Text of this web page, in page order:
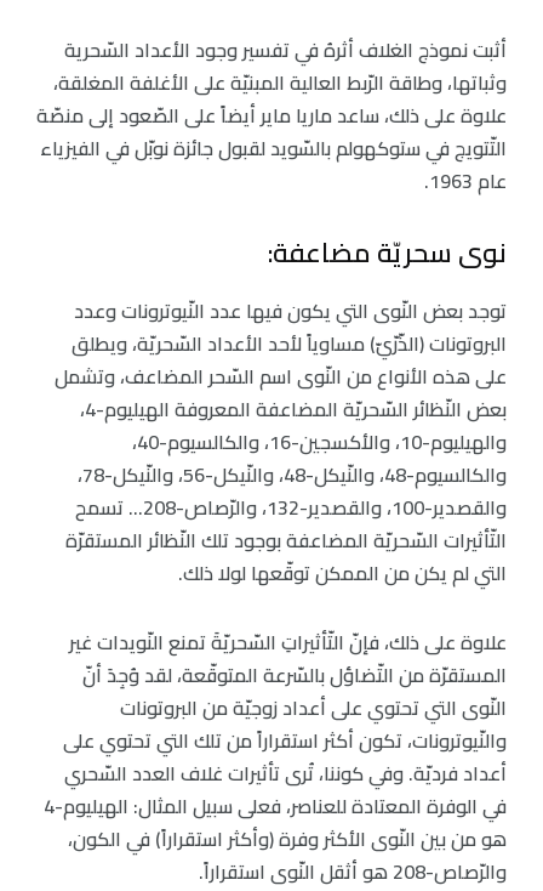
أثبت نموذج الغلاف أثرهُ في تفسير وجود الأعداد السّحرية
وثباتها، وطاقة الرّبط العالية المبنيّة على الأغلفة المغلقة،
علاوة على ذلك، ساعد ماريا ماير أيضاً على الصّعود إلى منصّة
التّتويج في ستوكهولم بالسّويد لقبول جائزة نوبّل في الفيزياء
عام 1963.
نوى سحريّة مضاعفة:
توجد بعض النّوى التي يكون فيها عدد النّيوترونات وعدد
البروتونات (الذّرّيّ) مساوياً لأحد الأعداد السّحريّة، ويطلق
على هذه الأنواع من النّوى اسم السّحر المضاعف، وتشمل
بعض النّظائر السّحريّة المضاعفة المعروفة الهيليوم-4،
والهيليوم-10، والأكسجين-16، والكالسيوم-40،
والكالسيوم-48، والنّيكل-48، والنّيكل-56، والنّيكل-78،
والقصدير-100، والقصدير-132، والرّصاص-208… تسمح
التّأثيرات السّحريّة المضاعفة بوجود تلك النّظائر المستقرّة
التي لم يكن من الممكن توقّعها لولا ذلك.
علاوة على ذلك، فإنّ التّأثيراتِ السّحريّةَ تمنع النّويدات غير
المستقرّة من التّضاؤل بالسّرعة المتوقّعة، لقد وُجِدَ أنّ
النّوى التي تحتوي على أعداد زوجيّة من البروتونات
والنّيوترونات، تكون أكثر استقراراً من تلك التي تحتوي على
أعداد فرديّة. وفي كوننا، تُرى تأثيرات غلاف العدد السّحري
في الوفرة المعتادة للعناصر، فعلى سبيل المثال: الهيليوم-4
هو من بين النّوى الأكثر وفرة (وأكثر استقراراً) في الكون،
والرّصاص-208 هو أثقل النّوى استقراراً.